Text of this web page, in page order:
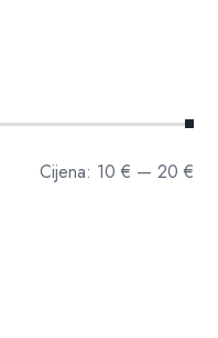
Cijena: 10 € — 20 €